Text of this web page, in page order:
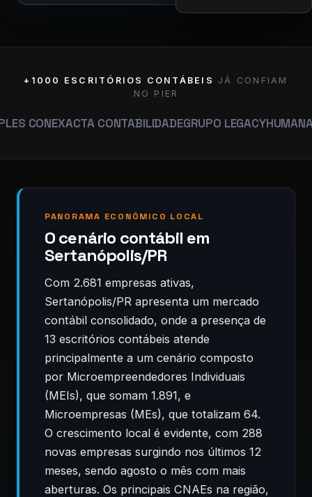
+1000 ESCRITÓRIOS CONTÁBEIS
JÁ CONFIAM
NO PIER
CONTABILIDADEGRUPO LEGACYHUMANA
PANORAMA ECONÔMICO LOCAL
O cenário contábil em
Sertanópolis/PR
Com 2.681 empresas ativas,
Sertanópolis/PR apresenta um mercado
contábil consolidado, onde a presença de
13 escritórios contábeis atende
principalmente a um cenário composto
por Microempreendedores Individuais
(MEIs), que somam 1.891, e
Microempresas (MEs), que totalizam 64.
O crescimento local é evidente, com 288
novas empresas surgindo nos últimos 12
meses, sendo agosto o mês com mais
aberturas. Os principais CNAEs na região,